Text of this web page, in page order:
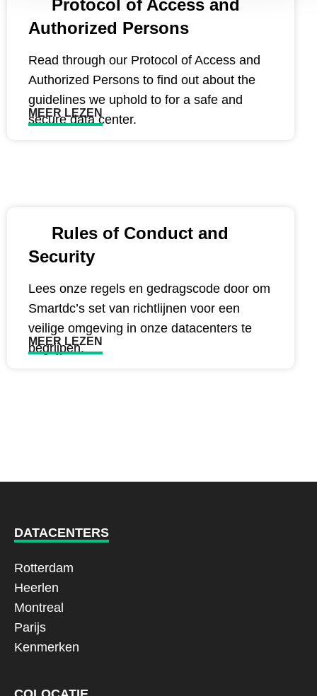
Protocol of Access and
Authorized Persons
Read through our Protocol of Access and
Authorized Persons to find out about the
guidelines we uphold to for a safe and
secure data center.
MEER LEZEN
Rules of Conduct and
Security
Lees onze regels en gedragscode door om
Smartdc’s set van richtlijnen voor een
veilige omgeving in onze datacenters te
begrijpen.
MEER LEZEN
DATACENTERS
Rotterdam
Heerlen
Montreal
Parijs
Kenmerken